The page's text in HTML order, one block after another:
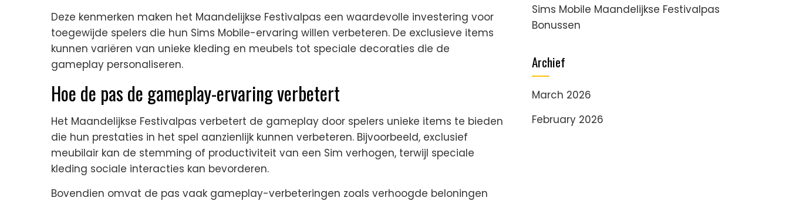
Deze kenmerken maken het Maandelijkse Festivalpas een waardevolle investering voor
toegewijde spelers die hun Sims Mobile-ervaring willen verbeteren. De exclusieve items
kunnen variëren van unieke kleding en meubels tot speciale decoraties die de
gameplay personaliseren.
Hoe de pas de gameplay-ervaring verbetert
Het Maandelijkse Festivalpas verbetert de gameplay door spelers unieke items te bieden
die hun prestaties in het spel aanzienlijk kunnen verbeteren. Bijvoorbeeld, exclusief
meubilair kan de stemming of productiviteit van een Sim verhogen, terwijl speciale
kleding sociale interacties kan bevorderen.
Bovendien omvat de pas vaak gameplay-verbeteringen zoals verhoogde beloningen
Sims Mobile Maandelijkse Festivalpas
Bonussen
Archief
March 2026
February 2026